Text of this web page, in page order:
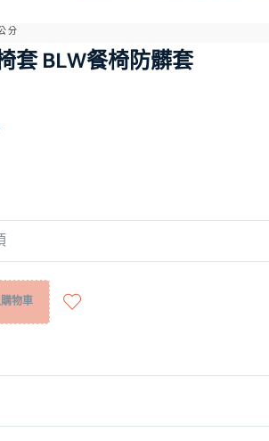
分
套 BLW餐椅防髒套
物車